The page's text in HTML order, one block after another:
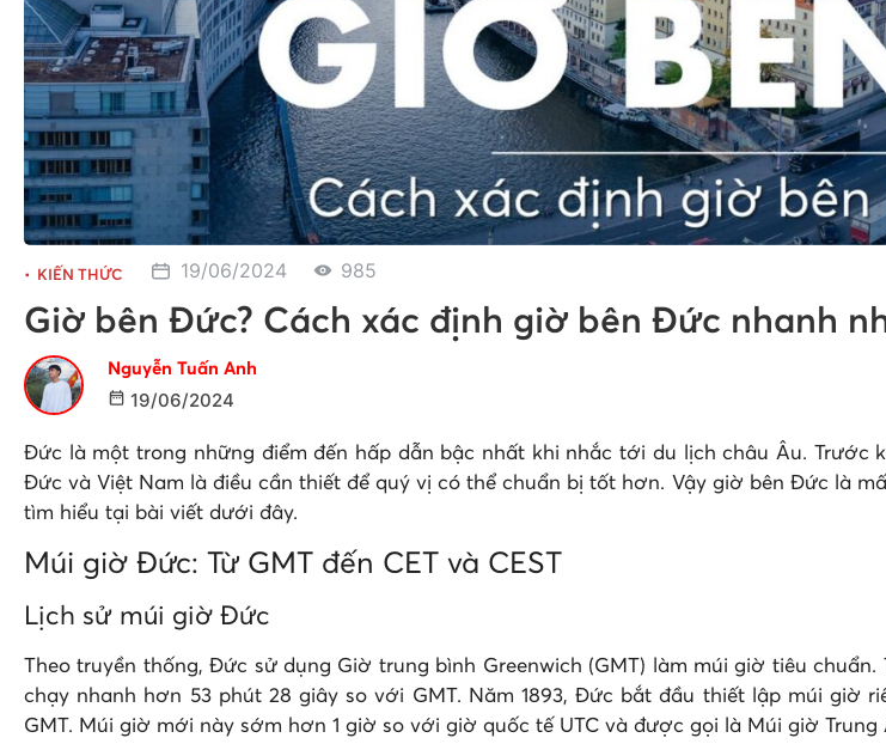
KIẾN THỨC 19/06/2024 985
Giờ bên Đức? Cách xác định giờ bên Đức nhanh
Nguyễn Tuấn Anh
19/06/2024
Đức là một trong những điểm đến hấp dẫn bậc nhất khi nhắc tới du lịch châu Âu.
Đức và Việt Nam là điều cần thiết để quý vị có thể chuẩn bị tốt hơn. Vậy giờ bên Đức là
tìm hiểu tại bài viết dưới đây.
Múi giờ Đức: Từ GMT đến CET và CEST
Lịch sử múi giờ Đức
Theo truyền thống, Đức sử dụng Giờ trung bình Greenwich (GMT) làm múi giờ tiêu
chạy nhanh hơn 53 phút 28 giây so với GMT. Năm 1893, Đức bắt đầu thiết lập múi giờ
GMT. Múi giờ mới này sớm hơn 1 giờ so với giờ quốc tế UTC và được gọi là Múi giờ Trung